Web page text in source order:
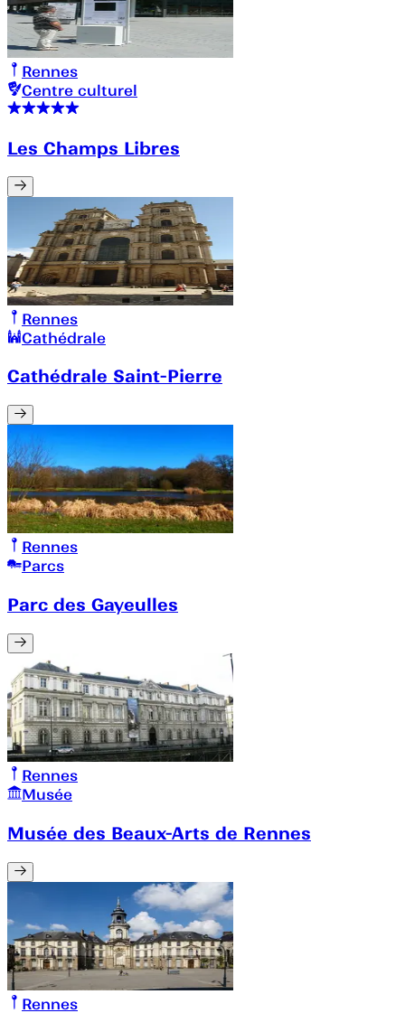
Rennes
Centre culturel
Les Champs Libres
Rennes
Cathédrale
Cathédrale Saint-Pierre
Rennes
Parcs
Parc des Gayeulles
Rennes
Musée
Musée des Beaux-Arts de Rennes
Rennes